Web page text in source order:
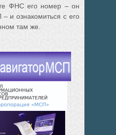
ФНС его номер – он
и ознакомиться с его
там же.